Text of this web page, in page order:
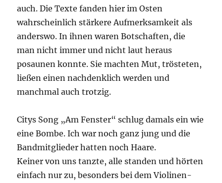
auch. Die Texte fanden hier im Osten
wahrscheinlich stärkere Aufmerksamkeit als
anderswo. In ihnen waren Botschaften, die
man nicht immer und nicht laut heraus
posaunen konnte. Sie machten Mut, trösteten,
ließen einen nachdenklich werden und
manchmal auch trotzig.
Citys Song „Am Fenster“ schlug damals ein wie
eine Bombe. Ich war noch ganz jung und die
Bandmitglieder hatten noch Haare.
Keiner von uns tanzte, alle standen und hörten
einfach nur zu, besonders bei dem Violinen-